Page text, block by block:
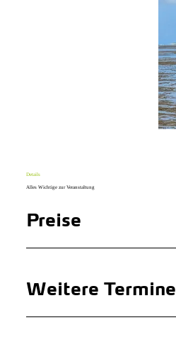
Details
Alles Wichtige zur Veranstaltung
Preise
Weitere Termine